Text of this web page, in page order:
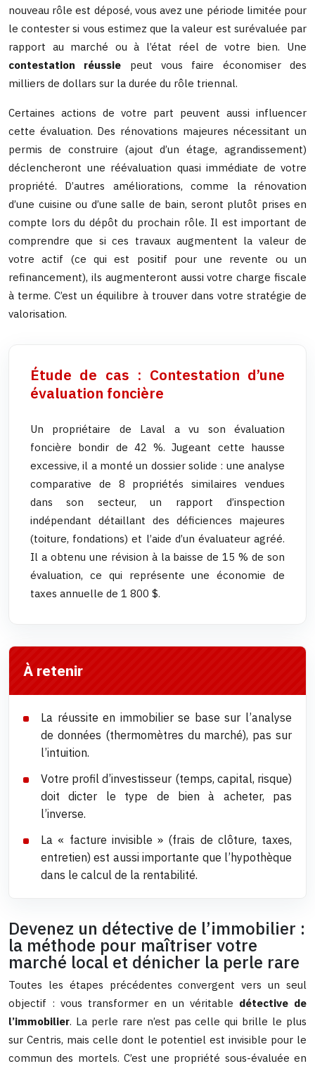
nouveau rôle est déposé, vous avez une période limitée pour
le contester si vous estimez que la valeur est surévaluée par
rapport au marché ou à l’état réel de votre bien. Une
contestation réussie peut vous faire économiser des
milliers de dollars sur la durée du rôle triennal.
Certaines actions de votre part peuvent aussi influencer
cette évaluation. Des rénovations majeures nécessitant un
permis de construire (ajout d’un étage, agrandissement)
déclencheront une réévaluation quasi immédiate de votre
propriété. D’autres améliorations, comme la rénovation
d’une cuisine ou d’une salle de bain, seront plutôt prises en
compte lors du dépôt du prochain rôle. Il est important de
comprendre que si ces travaux augmentent la valeur de
votre actif (ce qui est positif pour une revente ou un
refinancement), ils augmenteront aussi votre charge fiscale
à terme. C’est un équilibre à trouver dans votre stratégie de
valorisation.
Étude de cas : Contestation d’une
évaluation foncière
Un propriétaire de Laval a vu son évaluation
foncière bondir de 42 %. Jugeant cette hausse
excessive, il a monté un dossier solide : une analyse
comparative de 8 propriétés similaires vendues
dans son secteur, un rapport d’inspection
indépendant détaillant des déficiences majeures
(toiture, fondations) et l’aide d’un évaluateur agréé.
Il a obtenu une révision à la baisse de 15 % de son
évaluation, ce qui représente une économie de
taxes annuelle de 1 800 $.
À retenir
La réussite en immobilier se base sur l’analyse
de données (thermomètres du marché), pas sur
l’intuition.
Votre profil d’investisseur (temps, capital, risque)
doit dicter le type de bien à acheter, pas
l’inverse.
La « facture invisible » (frais de clôture, taxes,
entretien) est aussi importante que l’hypothèque
dans le calcul de la rentabilité.
Devenez un détective de l’immobilier :
la méthode pour maîtriser votre
marché local et dénicher la perle rare
Toutes les étapes précédentes convergent vers un seul
objectif : vous transformer en un véritable détective de
l’immobilier. La perle rare n’est pas celle qui brille le plus
sur Centris, mais celle dont le potentiel est invisible pour le
commun des mortels. C’est une propriété sous-évaluée en